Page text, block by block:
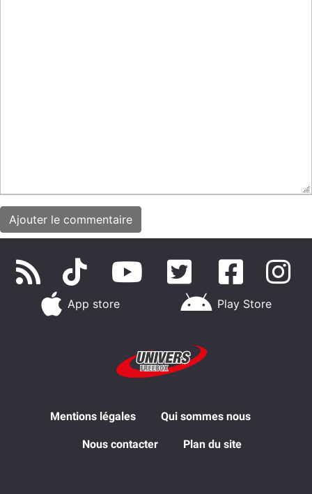
App store Play Store
Mentions légales Qui sommes nous
Nous contacter Plan du site